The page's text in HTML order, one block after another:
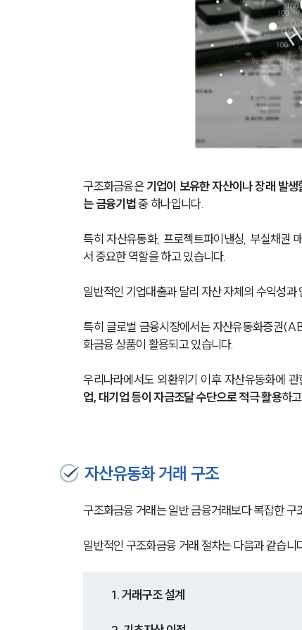
구조화금융은 기업이 보유한 자산이나 장래 발
는 금융기법 중 하나입니다.
특히 자산유동화, 프로젝트파이낸싱, 부실채권
서 중요한 역할을 하고 있습니다.
일반적인 기업대출과 달리 자산 자체의 수익성
특히 글로벌 금융시장에서는 자산유동화증권
화금융 상품이 활용되고 있습니다.
우리나라에서도 외환위기 이후 자산유동화에
업, 대기업 등이 자금조달 수단으로 적극 활용하
자산유동화 거래 구조
구조화금융 거래는 일반 금융거래보다 복잡한
일반적인 구조화금융 거래 절차는 다음과 같습니
1. 거래구조 설계